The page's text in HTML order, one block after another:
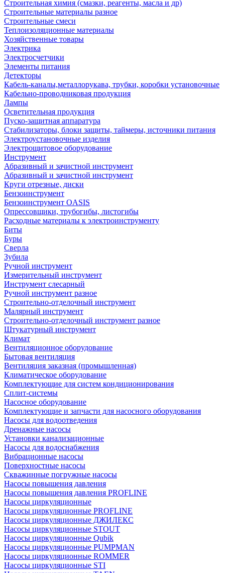
Строительная химия (смазки, реагенты, масла и др)
Строительные материалы разное
Строительные смеси
Теплоизоляционные материалы
Хозяйственные товары
Электрика
Электросчетчики
Элементы питания
Детекторы
Кабель-каналы,металлорукава, трубки, коробки установочные
Кабельно-проводниковая продукция
Лампы
Осветительная продукция
Пуско-защитная аппаратура
Стабилизаторы, блоки защиты, таймеры, источники питания
Электроустановочные изделия
Электрощитовое оборудование
Инструмент
Абразивный и зачистной инструмент
Абразивный и зачистной инструмент
Круги отрезные, диски
Бензоинструмент
Бензоинструмент OASIS
Опрессовщики, трубогибы, листогибы
Расходные материалы к электроинструменту
Биты
Буры
Сверла
Зубила
Ручной инструмент
Измерительный инструмент
Инструмент слесарный
Ручной инструмент разное
Строительно-отделочный инструмент
Малярный инструмент
Строительно-отделочный инструмент разное
Штукатурный инструмент
Климат
Вентиляционное оборудование
Бытовая вентиляция
Вентиляция заказная (промышленная)
Климатическое оборудование
Комплектующие для систем кондиционирования
Сплит-системы
Насосное оборудование
Комплектующие и запчасти для насосного оборудования
Насосы для водоотведения
Дренажные насосы
Установки канализационные
Насосы для водоснабжения
Вибрационные насосы
Поверхностные насосы
Скважинные погружные насосы
Насосы повышения давления
Насосы повышения давления PROFLINE
Насосы циркуляционные
Насосы циркуляционные PROFLINE
Насосы циркуляционные ДЖИЛЕКС
Насосы циркуляционные STOUT
Насосы циркуляционные Qubik
Насосы циркуляционные PUMPMAN
Насосы циркуляционные ROMMER
Насосы циркуляционные STI